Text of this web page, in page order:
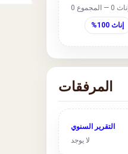
إناث 100%
المرفقات
التقرير السنوي
لا يوجد